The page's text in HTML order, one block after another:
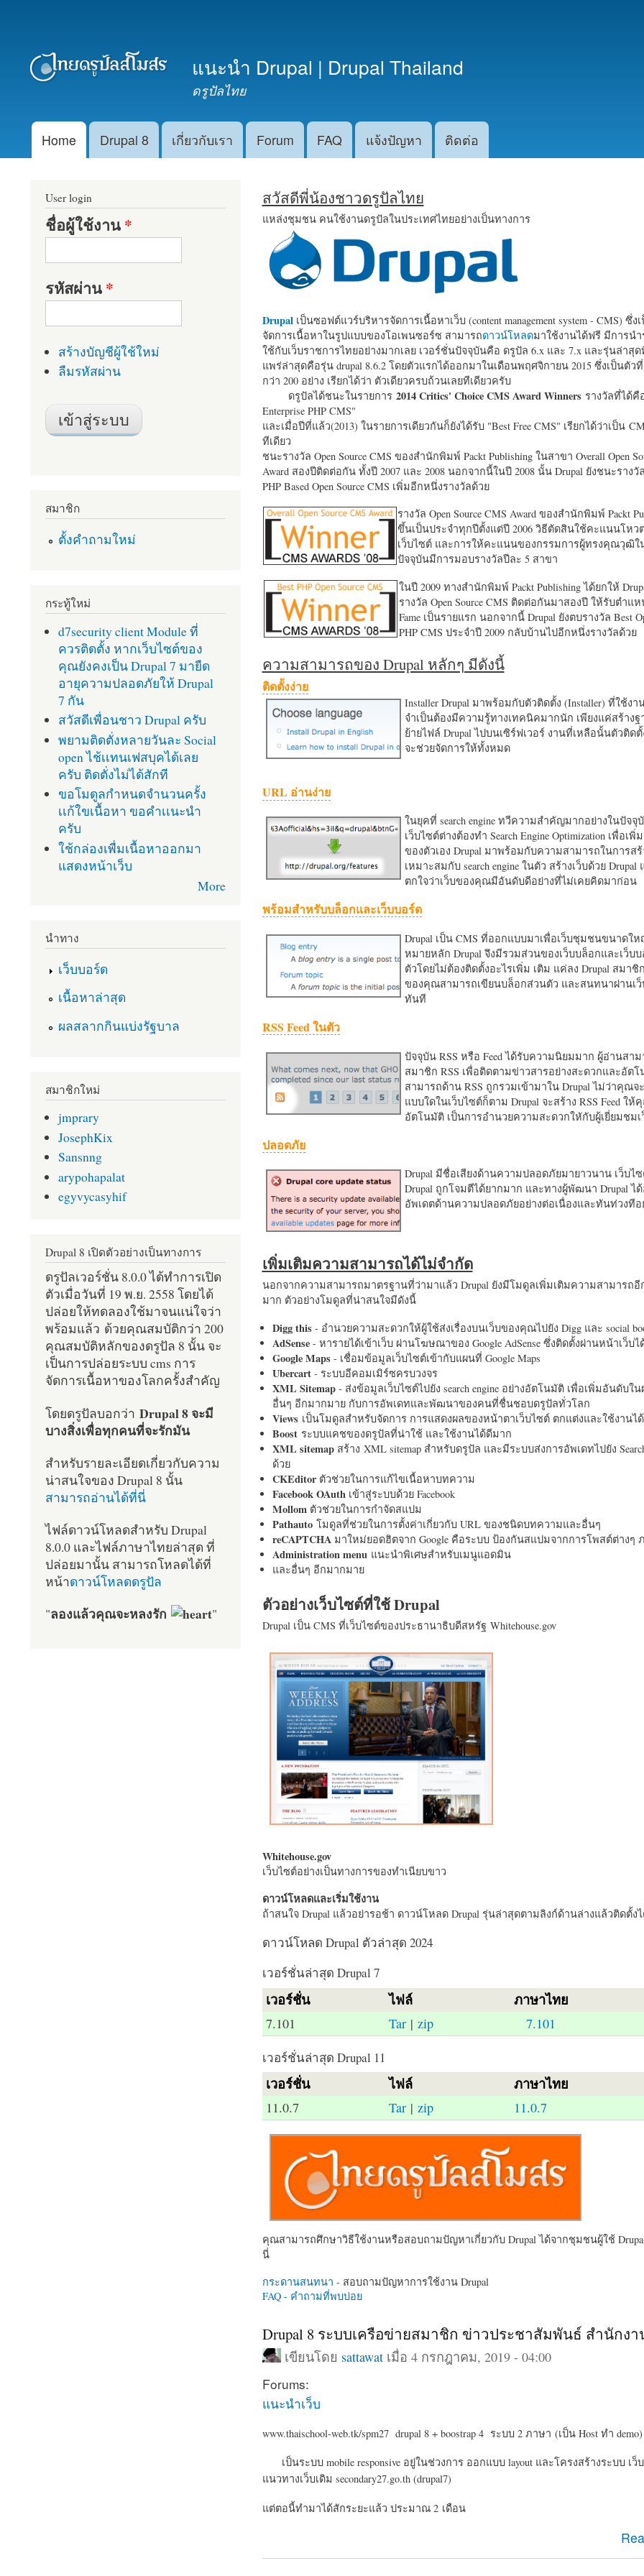
หลัก
แนะนำ Drupal | Drupal Thailand
ดรูปัลไทย
Main menu
Home Drupal 8 เกี่ยวกับเรา Forum FAQ แจ้งปัญหา ติดต่อ
สวัสดีพี่น้องชาวดรูปัลไทย
แหล่งชุมชน คนใช้งานดรูปัลในประเทศไทยอย่างเป็นทางการ
Drupalเป็นซอฟต์แวร์บริหารจัดการเนื้อหาเว็บ (content management system - CMS) ซึ่ง
จัดการเนื้อหาในรูปแบบของโอเพนซอร์ซ สามารถดาวน์โหลดมาใช้งานได้ฟรี มีการน
ใช้กับเว็บราชการไทยอย่างมากเลย เวอร์ชั่นปัจจุบันคือ ดรูปัล 6.x และ 7.x และรุ่นล่าสุด
แพร่ล่าสุดคือรุ่น drupal 8.6.2 โดยตัวแรกได้ออกมาในเดือนพฤศจิกายน 2015 ซึ่งเป็นตั
กว่า 200 อย่าง เรียกได้ว่า ตัวเดียวครบถ้วนเลยทีเดียวครับ
ดรูปัลได้ชนะในรายการ 2014 Critics' Choice CMS Award Winners รางวัลที่ได้คื
Enterprise PHP CMS"
และเมื่อปีที่แล้ว(2013) ในรายการเดียวกันก็ยังได้รับ "Best Free CMS" เรียกได้ว่าเป็น
ทีเดียว
ชนะรางวัล Open Source CMS ของสำนักพิมพ์ Packt Publishing ในสาขา Overall Open
Award สองปีติดต่อกัน ทั้งปี 2007 และ 2008 นอกจากนี้ในปี 2008 นั้น Drupal ยังชนะรางวั
PHP Based Open Source CMS เพิ่มอีกหนึ่งรางวัลด้วย
รางวัล Open Source CMS Award ของสำนักพิมพ์ Packt
ขึ้นเป็นประจำทุกปีตั้งแต่ปี 2006 วิธีตัดสินใช้คะแนนโหว
เว็บไซต์ และการให้คะแนนของกรรมการผู้ทรงคุณวุฒิใ
ปัจจุบันมีการมอบรางวัลปีละ 5 สาขา
ในปี 2009 ทางสำนักพิมพ์ Packt Publishing ได้ยกให้
รางวัล Open Source CMS ติดต่อกันมาสองปี ให้รับตำแ
Fame เป็นรายแรก นอกจากนี้ Drupal ยังตบรางวัล Best
PHP CMS ประจำปี 2009 กลับบ้านไปอีกหนึ่งรางวัลด้วย
ความสามารถของ Drupal หลักๆ มีดังนี้
ติดตั้งง่าย
Installer Drupal มาพร้อมกับตัวติดตั้ง (Installer) ที่ใช้งา
จำเป็นต้องมีความรู้ทางเทคนิคมากนัก เพียงแค่สร้าง
ย้ายไฟล์ Drupal ไปบนเซิร์ฟเวอร์ งานที่เหลือนั้นตัวติดตั้
จะช่วยจัดการให้ทั้งหมด
URL อ่านง่าย
ในยุคที่ search engine ทวีความสำคัญมากอย่างในปัจจุ
เว็บไซต์ต่างต้องทำ Search Engine Optimization เพื่อเ
ของตัวเอง Drupal มาพร้อมกับความสามารถในการสร้
เหมาะสมกับ search engine ในตัว สร้างเว็บด้วย
ตกใจว่าเว็บของคุณมีอันดับดีอย่างที่ไม่เคยคิดมาก่อน
พร้อมสำหรับบล็อกและเว็บบอร์ด
Drupal เป็น CMS ที่ออกแบบมาเพื่อเว็บชุมชนขนาดให
หมายหลัก Drupal จึงมีรวมส่วนของเว็บบล็อกและเว็บ
ตัวโดยไม่ต้องติดตั้งอะไรเพิ่ม เติม แค่ลง Drupal สมาชิ
ของคุณสามารถเขียนบล็อกส่วนตัว และสนทนาผ่านเว็
ทันที
RSS Feed ในตัว
ปัจจุบัน RSS หรือ Feed ได้รับความนิยมมาก ผู้อ่านสา
สมาชิก RSS เพื่อติดตามข่าวสารอย่างสะดวกและอัต
สามารถด้าน RSS ถูกรวมเข้ามาใน Drupal ไม่ว่าคุณจ
แบบใดในเว็บไซต์ก็ตาม Drupal จะสร้าง RSS Feed ให้
อัตโนมัติ เป็นการอำนวยความสะดวกใหักับผู้เยี่ยมชม
ปลอดภัย
Drupal มีชื่อเสียงด้านความปลอดภัยมายาวนาน เว็บไ
Drupal ถูกโจมตีได้ยากมาก และทางผู้พัฒนา Drupal ไ
อัพเดตด้านความปลอดภัยอย่างต่อเนื่องและทันท่วงทีอ
เพิ่มเติมความสามารถได้ไม่จำกัด
นอกจากความสามารถมาตรฐานที่ว่ามาแล้ว Drupal ยังมีโมดูลเพิ่มเติมความสามารถอี
มาก ตัวอย่างโมดูลที่น่าสนใจมีดังนี้
Digg this- อำนวยความสะดวกให้ผู้ใช้ส่งเรื่องบนเว็บของคุณไปยัง Digg และ social
AdSense- หารายได้เข้าเว็บ ผ่านโฆษณาของ Google AdSense ซึ่งติดตั้งผ่านหน้าเว็บไ
Google Maps- เชื่อมข้อมูลเว็บไซต์เข้ากับแผนที่ Google Maps
Ubercart- ระบบอีคอมเมิร์ซครบวงจร
XML Sitemap- ส่งข้อมูลเว็บไซต์ไปยัง search engine อย่างอัตโนมัติ เพื่อเพิ่มอันดับใ
อื่นๆ อีกมากมาย กับการอัพเดทและพัฒนาของคนที่ชื่นชอบดรูปัลทั่วโลก
Views เป็นโมดูลสำหรับจัดการ การแสดงผลของหน้าตาเว็บไซต์ ตกแต่งและใช้งานไ
Boost ระบบแคชของดรูปัลที่น่าใช้ และใช้งานได้ดีมาก
XML sitemapสร้าง XML sitemap สำหรับดรูปัล และมีระบบส่งการอัพเดทไปยัง
ด้วย
CKEditorตัวช่วยในการแก้ไขเนื้อหาบทความ
Facebook OAuth เข้าสู่ระบบด้วย Facebook
Mollom ตัวช่วยในการกำจัดสแปม
Pathautoโมดูลที่ช่วยในการตั้งค่าเกี่ยวกับ URL ของชนิดบทความและอื่นๆ
reCAPTCHA มาใหม่ยอดฮิตจาก Google คือระบบ ป้องกันสแปมจากการโพสต์ต่างๆ
Administration menu แนะนำพิเศษสำหรับเมนูแอดมิน
และอื่นๆ อีกมากมาย
ตัวอย่างเว็บไซต์ที่ใช้ Drupal
Drupal เป็น CMS ที่เว็บไซต์ของประธานาธิบดีสหรัฐ Whitehouse.gov
Whitehouse.gov
เว็บไซต์อย่างเป็นทางการของทำเนียบขาว
ดาวน์โหลดและเริ่มใช้งาน
ถ้าสนใจ Drupal แล้วอย่ารอช้า ดาวน์โหลด Drupal รุ่นล่าสุดตามลิงก์ด้านล่างแล้วติดตั้ง
ดาวน์โหลด Drupal ตัวล่าสุด 2024
เวอร์ชั่นล่าสุด Drupal 7
เวอร์ชั่น ไฟล์ ภาษาไทย
7.101 Tar| zip 7.101
เวอร์ชั่นล่าสุด Drupal 11
เวอร์ชั่น ไฟล์ ภาษาไทย
11.0.7 Tar| zip 11.0.7
คุณสามารถศึกษาวิธีใช้งานหรือสอบถามปัญหาเกี่ยวกับ Drupal ได้จากชุมชนผู้ใช้
นี่
กระดานสนทนา - สอบถามปัญหาการใช้งาน Drupal
FAQ - คำถามที่พบบ่อย
Drupal 8 ระบบเครือข่ายสมาชิก ข่าวประชาสัมพันธ์ สำนักงา
เขียนโดย sattawatเมื่อ 4 กรกฎาคม, 2019 - 04:00
Forums:
แนะนำเว็บ
www.thaischool-web.tk/spm27 drupal 8 + boostrap 4 ระบบ 2 ภาษา (เป็น Host ทำ demo)
เป็นระบบ mobile responsive อยู่ในช่วงการ ออกแบบ layout และโครงสร้างระบบ เ
แนวทางเว็บเดิม secondary27.go.th (drupal7)
แต่ตอนี้ทำมาได้สักระยะแล้ว ประมาณ 2 เดือน
about Drupal 8 ระบบเครือข่ายสมาชิก ข่าวประชาสัมพันธ์ สำนักงานเขต
User login
ชื่อผู้ใช้งาน*
รหัสผ่าน*
สร้างบัญชีผู้ใช้ใหม่
ลืมรหัสผ่าน
สมาชิก
ตั้งคำถามใหม่
กระทู้ใหม่
d7security client Module ที่
ควรติดตั้ง หากเว็บไซต์ของ
คุณยังคงเป็น Drupal 7 มายืด
อายุความปลอดภัยให้ Drupal
7 กัน
สวัสดีเพื่อนชาว Drupal ครับ
พยามติดตั่งหลายวันละ Social
open ไช้เเทนเฟสบุคได้เลย
ครับ ติดตั่งไม่ได้สักที
ขอโมดูลกำหนดจำนวนครั้ง
เเก้ใขเนื้อหา ขอคำเเนะนำ
ครับ
ใช้กล่องเพื่มเนื้อหาออกมา
แสดงหน้าเว็บ
More
นำทาง
เว็บบอร์ด
เนื้อหาล่าสุด
ผลสลากกินแบ่งรัฐบาล
สมาชิกใหม่
jmprary
JosephKix
Sansnng
arypohapalat
egyvycasyhif
Drupal 8 เปิดตัวอย่างเป็นทางการ
ดรูปัลเวอร์ชั่น 8.0.0 ได้ทำการเปิด
ตัวเมื่อวันที่ 19 พ.ย. 2558 โดยได้
ปล่อยให้ทดลองใช้มาจนแน่ใจว่า
พร้อมแล้ว ด้วยคุณสมบัติกว่า 200
คุณสมบัติหลักของดรูปัล 8 นั้น จะ
เป็นการปล่อยระบบ cms การ
จัดการเนื้อหาของโลกครั้งสำคัญ
โดยดรูปัลบอกว่า Drupal 8 จะมี
บางสิ่งเพื่อทุกคนที่จะรักมัน
สำหรับรายละเอียดเกี่ยวกับความ
น่าสนใจของ Drupal 8 นั้น
สามารถอ่านได้ที่นี่
ไฟล์ดาวน์โหลดสำหรับ Drupal
8.0.0 และไฟล์ภาษาไทยล่าสุด ที่
ปล่อยมานั้น สามารถโหลดได้ที่
หน้าดาวน์โหลดดรูปัล
"ลองแล้วคุณจะหลงรัก "